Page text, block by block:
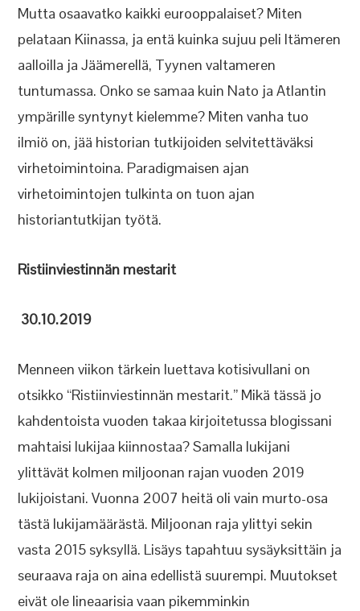
Mutta osaavatko kaikki eurooppalaiset? Miten
pelataan Kiinassa, ja entä kuinka sujuu peli Itämeren
aalloilla ja Jäämerellä, Tyynen valtameren
tuntumassa. Onko se samaa kuin Nato ja Atlantin
ympärille syntynyt kielemme? Miten vanha tuo
ilmiö on, jää historian tutkijoiden selvitettäväksi
virhetoimintoina. Paradigmaisen ajan
virhetoimintojen tulkinta on tuon ajan
historiantutkijan työtä.
Ristiinviestinnän mestarit
30.10.2019
Menneen viikon tärkein luettava kotisivullani on
otsikko “Ristiinviestinnän mestarit.” Mikä tässä jo
kahdentoista vuoden takaa kirjoitetussa blogissani
mahtaisi lukijaa kiinnostaa? Samalla lukijani
ylittävät kolmen miljoonan rajan vuoden 2019
lukijoistani. Vuonna 2007 heitä oli vain murto-osa
tästä lukijamäärästä. Miljoonan raja ylittyi sekin
vasta 2015 syksyllä. Lisäys tapahtuu sysäyksittäin ja
seuraava raja on aina edellistä suurempi. Muutokset
eivät ole lineaarisia vaan pikemminkin